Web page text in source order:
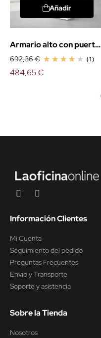
Añadir
Armario alto con puertas
bajas. EXPRÉS
692,36 € (1)
484,65 €
Información Clientes
Mi Cuenta
Seguimiento del pedido
Preguntas Frecuentes
Envío y Transporte
Soporte y asistencia
Sobre la Tienda
Nosotros